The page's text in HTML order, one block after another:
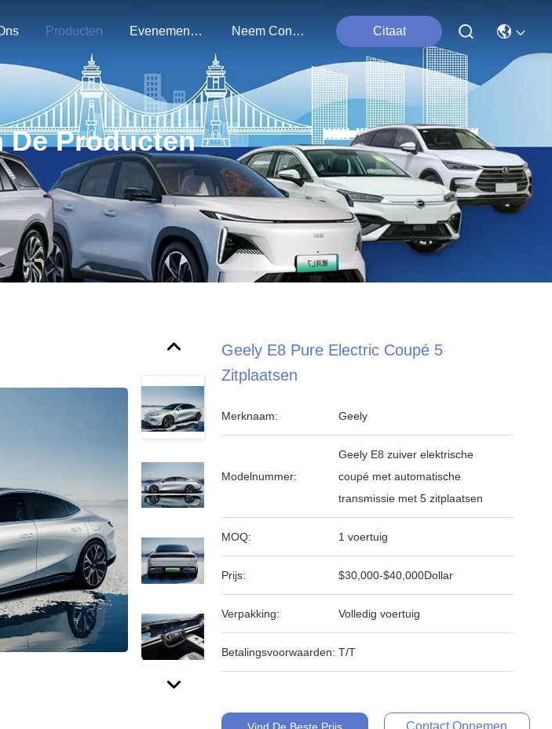
Producten Evenementen Neem Contact Met Ons Op Citaat
De Producten
Geely E8 Pure Electric Coupé 5
Zitplaatsen
Merknaam: Geely
Modelnummer:
Geely E8 zuiver elektrische
coupé met automatische
transmissie met 5 zitplaatsen
MOQ: 1 voertuig
Prijs: $30,000-$40,000Dollar
Verpakking: Volledig voertuig
Betalingsvoorwaarden: T/T
Contact Opnemen